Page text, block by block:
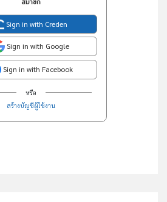
สมาชิก
Sign in with Creden
Sign in with Google
Sign in with Facebook
หรือ
สร้างบัญชีผู้ใช้งาน